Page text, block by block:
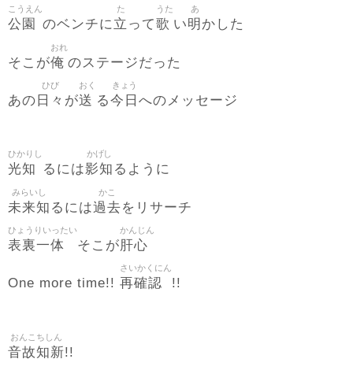
公園
こうえん
のベンチに立
た
って歌
うた
い明
あ
かした
そこが俺
おれ
のステージだった
あの 日々
ひび
が送
おく
る今日
きょう
へのメッセージ
光知
ひかりし
るには影知
かげし
るように
未来知
みらいし
るには過去
かこ
をリサーチ
表裏一体
ひょうりいったい
そこが肝心
かんじん
One more time!! 再確認
さいかくにん
!!
音故知新
おんこちしん
!!